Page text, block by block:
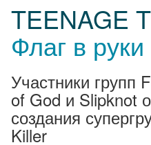
TEENAGE
Флаг в руки
Участники групп
of God и Slipknot
создания
Killer